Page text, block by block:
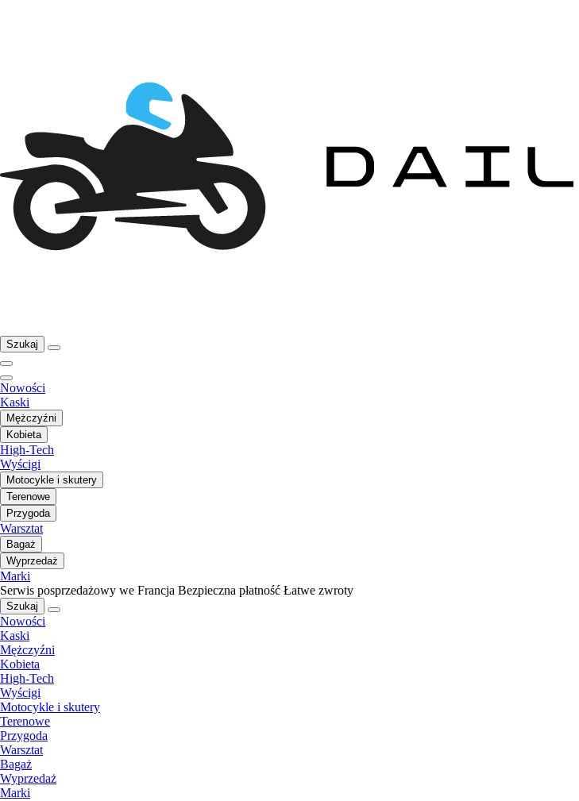
Szukaj
Nowości
Kaski
Mężczyźni
Kobieta
High-Tech
Wyścigi
Motocykle i skutery
Terenowe
Przygoda
Warsztat
Bagaż
Wyprzedaż
Marki
Serwis posprzedażowy we Francja Bezpieczna płatność Łatwe zwroty
Szukaj
Nowości
Kaski
Mężczyźni
Kobieta
High-Tech
Wyścigi
Motocykle i skutery
Terenowe
Przygoda
Warsztat
Bagaż
Wyprzedaż
Marki